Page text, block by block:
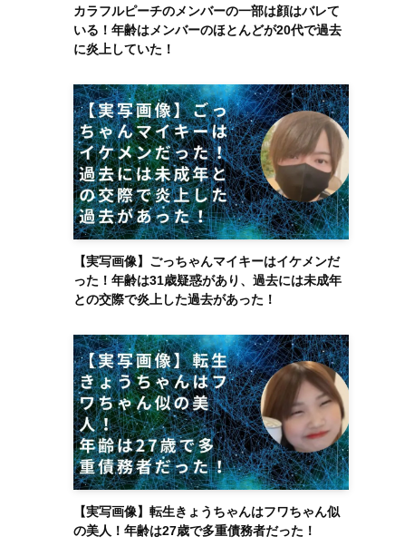
カラフルピーチのメンバーの一部は顔はバレて
いる！年齢はメンバーのほとんどが20代で過去
に炎上していた！
【実写画像】ごっちゃんマイキーはイケメンだ
った！年齢は31歳疑惑があり、過去には未成年
との交際で炎上した過去があった！
【実写画像】転生きょうちゃんはフワちゃん似
の美人！年齢は27歳で多重債務者だった！